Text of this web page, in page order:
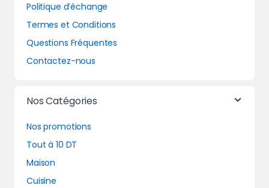
Politique d’échange
Termes et Conditions
Questions Fréquentes
Contactez-nous
Nos Catégories
Nos promotions
Tout à 10 DT
Maison
Cuisine